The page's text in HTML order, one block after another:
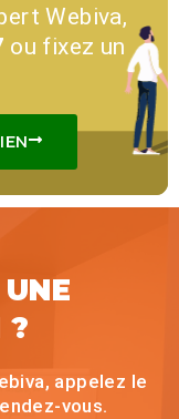
Webiva,
ou fixez un
?
appelez le
vous.